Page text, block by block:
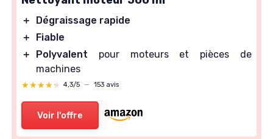
＋
Dégraissage rapide
＋
Fiable
＋
Polyvalent pour moteurs et pièces de
machines
★★★★★
★★★★★ 4,3/5 — 153 avis
Voir l'offre